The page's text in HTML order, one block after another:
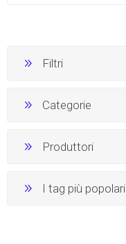
Filtri
Categorie
Produttori
I tag più popolari